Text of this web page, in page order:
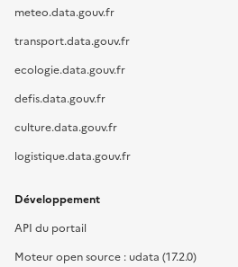
meteo.data.gouv.fr
transport.data.gouv.fr
ecologie.data.gouv.fr
defis.data.gouv.fr
culture.data.gouv.fr
logistique.data.gouv.fr
Développement
API du portail
Moteur open source : udata (17.2.0)